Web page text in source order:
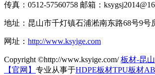
传真：0512-57560758 邮箱：
地址：昆山市千灯镇石浦淞南东路68号9号
网址： http://www.ksyige.com
Copyright ©http://www.ksyige.com/板材-昆
【官网】 专业从事于HDPE板材TPU板材